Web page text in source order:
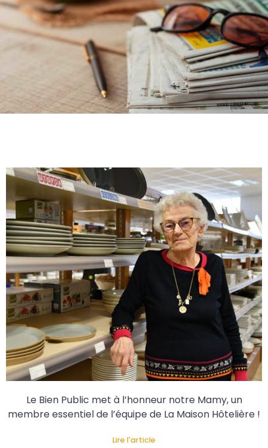
Le Bien Public met à l’honneur notre Mamy, un
membre essentiel de l’équipe de La Maison Hôtelière !
Lire l'article